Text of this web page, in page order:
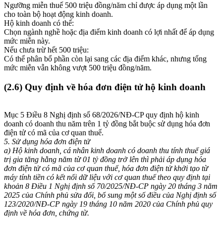
Ngưỡng miễn thuế 500 triệu đồng/năm chỉ được áp dụng một lần
cho toàn bộ hoạt động kinh doanh.
Hộ kinh doanh có thể:
Chọn ngành nghề hoặc địa điểm kinh doanh có lợi nhất để áp dụng
mức miễn này.
Nếu chưa trừ hết 500 triệu:
Có thể phân bổ phần còn lại sang các địa điểm khác, nhưng tổng
mức miễn vẫn không vượt 500 triệu đồng/năm.
(2.6) Quy định về hóa đơn điện tử hộ kinh doanh
Mục 5 Điều 8 Nghị định số 68/2026/NĐ-CP quy định hộ kinh
doanh có doanh thu năm trên 1 tỷ đồng bắt buộc sử dụng hóa đơn
điện tử có mã của cơ quan thuế.
5. Sử dụng hóa đơn điện tử
a) Hộ kinh doanh, cá nhân kinh doanh có doanh thu tính thuế giá
trị gia tăng hằng năm từ 01 tỷ đồng trở lên thì phải áp dụng hóa
đơn điện tử có mã của cơ quan thuế, hóa đơn điện tử khởi tạo từ
máy tính tiền có kết nối dữ liệu với cơ quan thuế theo quy định tại
khoản 8 Điều 1 Nghị định số 70/2025/NĐ-CP ngày 20 tháng 3 năm
2025 của Chính phủ sửa đổi, bổ sung một số điều của Nghị định số
123/2020/NĐ-CP ngày 19 tháng 10 năm 2020 của Chính phủ quy
định về hóa đơn, chứng từ.